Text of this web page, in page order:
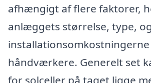
afhængigt af flere faktorer,
anlæggets størrelse, type, og
håndværkere. Generelt set
for solceller på taget ligge